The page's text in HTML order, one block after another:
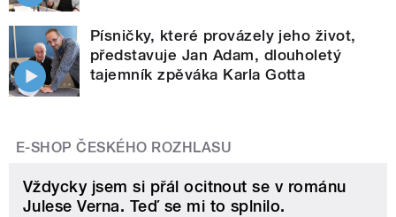
Písničky, které provázely jeho život,
představuje Jan Adam, dlouholetý
tajemník zpěváka Karla Gotta
E-SHOP ČESKÉHO ROZHLASU
Vždycky jsem si přál ocitnout se v románu
Julese Verna. Teď se mi to splnilo.